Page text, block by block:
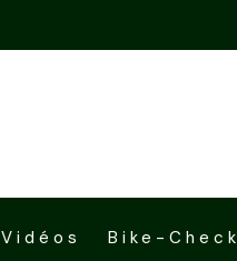
Vidéos Bike-Check